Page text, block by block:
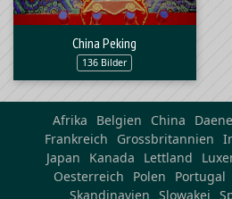
China Peking
136 Bilder
Afrika Belgien China
Frankreich
Grossbritannien
Japan
Kanada Lettland
Oesterreich
Polen Portugal
Skandinavien Slowakei